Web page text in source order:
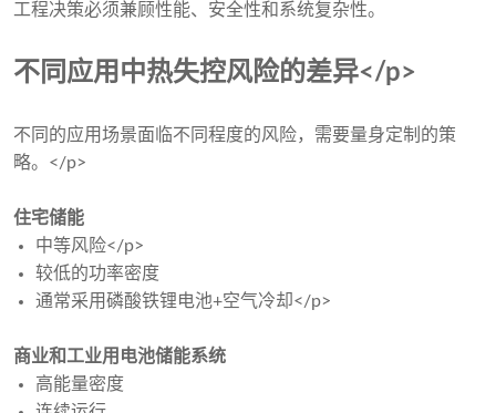
工程决策必须兼顾性能、安全性和系统复杂性。
不同应用中热失控风险的差异</p>
不同的应用场景面临不同程度的风险，需要量身定制的策
略。</p>
住宅储能
中等风险</p>
较低的功率密度
通常采用磷酸铁锂电池+空气冷却</p>
商业和工业用电池储能系统
高能量密度